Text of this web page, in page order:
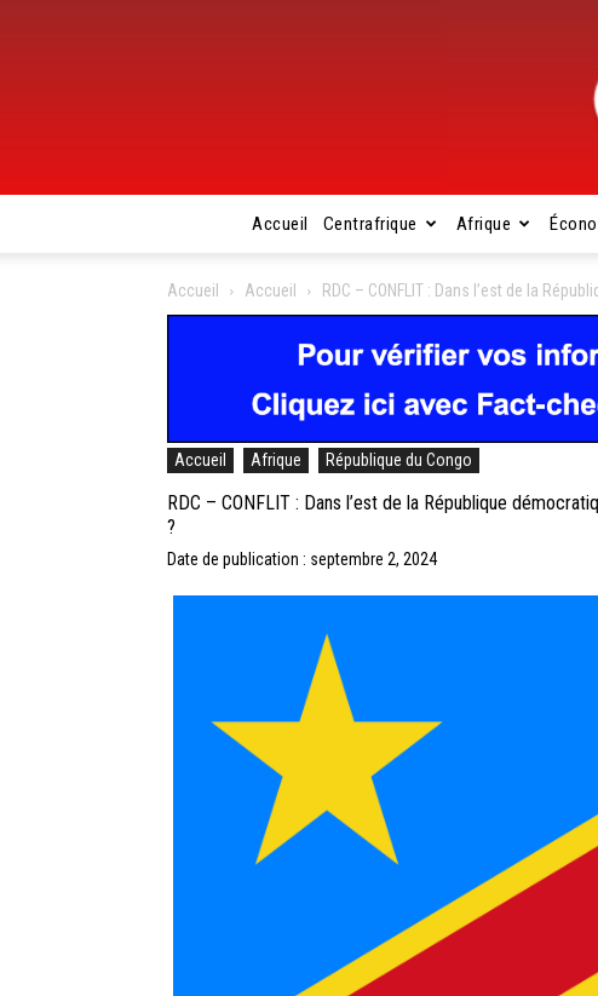
Accueil Centrafrique Afrique
Accueil Accueil RDC – CONFLIT : Dans l’est de la
Accueil Afrique République du Congo
RDC – CONFLIT : Dans l’est de la République
?
Date de publication : septembre 2, 2024